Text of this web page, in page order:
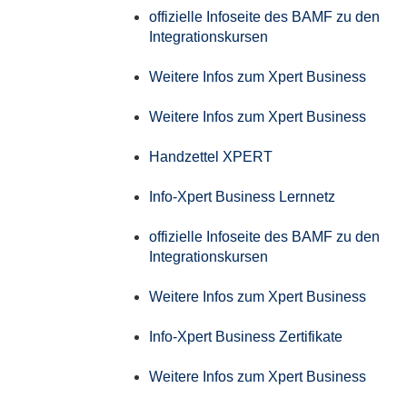
offizielle Infoseite des BAMF zu den
Integrationskursen
Weitere Infos zum Xpert Business
Weitere Infos zum Xpert Business
Handzettel XPERT
Info-Xpert Business Lernnetz
offizielle Infoseite des BAMF zu den
Integrationskursen
Weitere Infos zum Xpert Business
Info-Xpert Business Zertifikate
Weitere Infos zum Xpert Business